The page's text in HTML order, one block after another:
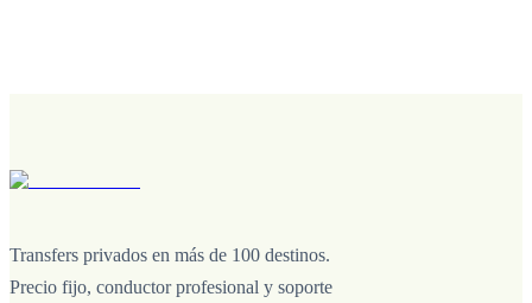
Transfers privados en más de 100 destinos.
Precio fijo, conductor profesional y soporte